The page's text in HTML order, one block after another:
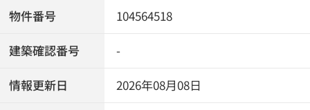
物件番号 104564518
建築確認番号 -
情報更新日 2026年08月08日